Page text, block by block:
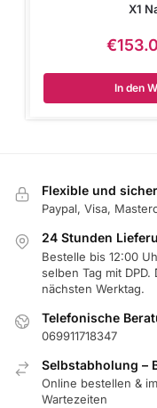
X1
€
In den
Flexible und
Paypal, Visa,
24 Stunden
Bestelle bis 12:00
selben Tag mit
nächsten Werktag.
Telefonische
069911718347
Selbstabholung –
Online bestellen &
Wartezeiten